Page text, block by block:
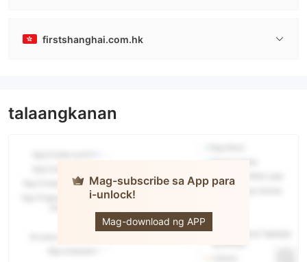
firstshanghai.com.hk
talaangkanan
Mag-subscribe sa App para
i-unlock!
Mag-download ng APP